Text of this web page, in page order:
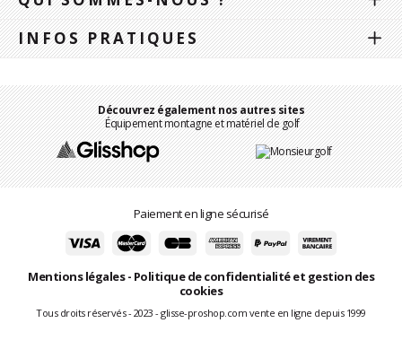
INFOS PRATIQUES
Découvrez également nos autres sites
Équipement montagne et matériel de golf
Paiement en ligne sécurisé
Mentions légales- Politique de confidentialité et gestion des
cookies
Tous droits réservés - 2023 - glisse-proshop.com vente en ligne depuis 1999